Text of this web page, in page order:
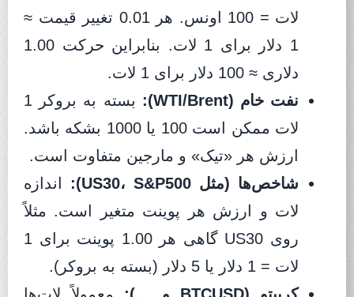
لات = 100 اونس. هر 0.01 تغییر قیمت ≈
1 دلار برای 1 لات. بنابراین حرکت 1.00
دلاری ≈ 100 دلار برای 1 لات.
نفت خام (WTI/Brent):
بسته به بروکر 1
لات ممکن است 100 یا 1000 بشکه باشد.
ارزش هر «تیک» و مارجین متفاوت است.
شاخص‌ها (مثل US30، S&P500):
اندازه
لات و ارزش هر پوینت متغیر است. مثلاً
روی US30 گاهی هر 1.00 پوینت برای 1
لات = 1 دلار یا 5 دلار (بسته به بروکر).